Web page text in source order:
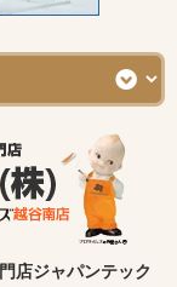
店ジャパンテック